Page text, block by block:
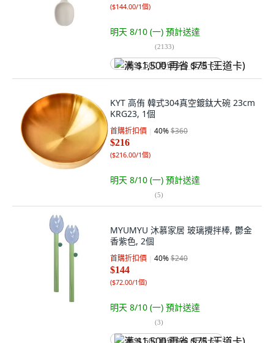
($144.00/1個)
明天 8/10 (一) 預計送達
(2133)
满 $1,500 再省 $75 (王道卡)
KYT 高侑 韓式304真空鍍鈦大碗 23cm
KRG23, 1個
首購折扣價 40%$360
$216
($216.00/1個)
明天 8/10 (一) 預計送達
(5)
MYUMYU 沐慕家居 玻璃攪拌棒, 鬱金
香紫色, 2個
首購折扣價 40%$240
$144
($72.00/1個)
明天 8/10 (一) 預計送達
(3)
满 $1,500 再省 $75 (王道卡)